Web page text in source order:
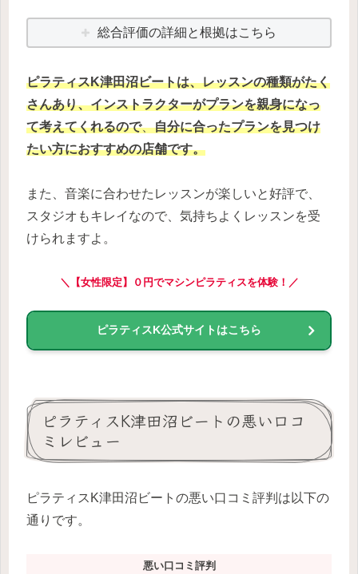
総合評価の詳細と根拠はこちら
ピラティスK津田沼ビートは、レッスンの種類がたく
さんあり、インストラクターがプランを親身になっ
て考えてくれるので、自分に合ったプランを見つけ
たい方におすすめの店舗です。
また、音楽に合わせたレッスンが楽しいと好評で、
スタジオもキレイなので、気持ちよくレッスンを受
けられますよ。
＼【女性限定】０円でマシンピラティスを体験！／
ピラティスK公式サイトはこちら
ピラティスK津田沼ビートの悪い口コ
ミレビュー
ピラティスK津田沼ビートの悪い口コミ評判は以下の
通りです。
悪い口コミ評判